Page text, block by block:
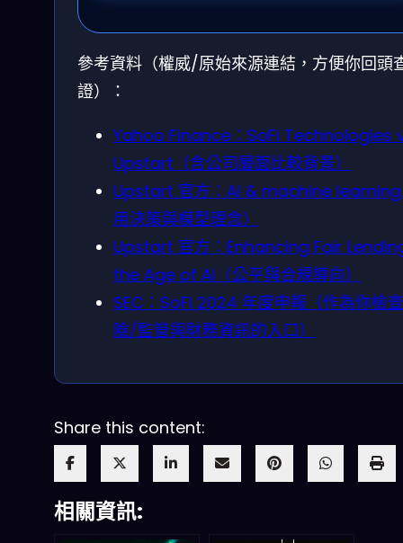
參考資料（權威/原始來源連結，方便你回頭
證）：
Yahoo Finance：SoFi Technologies
Upstart（含公司層面比較背景）
Upstart 官方：AI & machine
用決策與模型理念）
Upstart 官方：Enhancing Fair
the Age of AI（公平與合規導向）
SEC：SoFi 2024 年度申報（作為你檢
險/監管與財務資訊的入口）
Share this content:
相關資訊: